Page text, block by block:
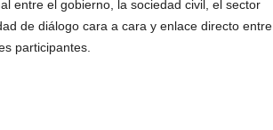
entre el gobierno, la sociedad civil, el sector
de diálogo cara a cara y enlace directo entre
participantes.